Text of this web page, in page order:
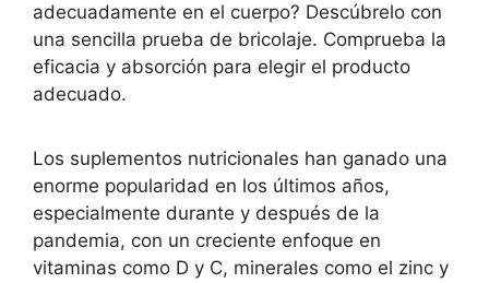
adecuadamente en el cuerpo? Descúbrelo con
una sencilla prueba de bricolaje. Comprueba la
eficacia y absorción para elegir el producto
adecuado.
Los suplementos nutricionales han ganado una
enorme popularidad en los últimos años,
especialmente durante y después de la
pandemia, con un creciente enfoque en
vitaminas como D y C, minerales como el zinc y